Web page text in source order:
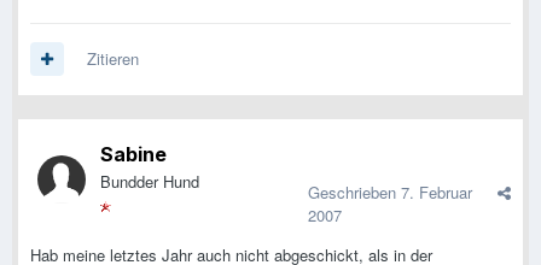
Zitieren
Sabine
Bundder Hund Geschrieben 7. Februar
2007
Hab meine letztes Jahr auch nicht abgeschickt, als in der